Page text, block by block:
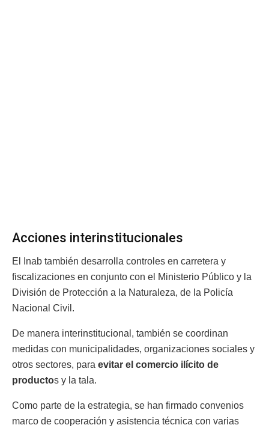
Acciones interinstitucionales
El Inab también desarrolla controles en carretera y
fiscalizaciones en conjunto con el Ministerio Público y la
División de Protección a la Naturaleza, de la Policía
Nacional Civil.
De manera interinstitucional, también se coordinan
medidas con municipalidades, organizaciones sociales y
otros sectores, para evitar el comercio ilícito de
productos y la tala.
Como parte de la estrategia, se han firmado convenios
marco de cooperación y asistencia técnica con varias